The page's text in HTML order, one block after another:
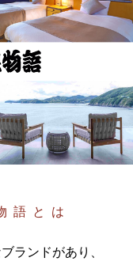
とは
ランドがあり、